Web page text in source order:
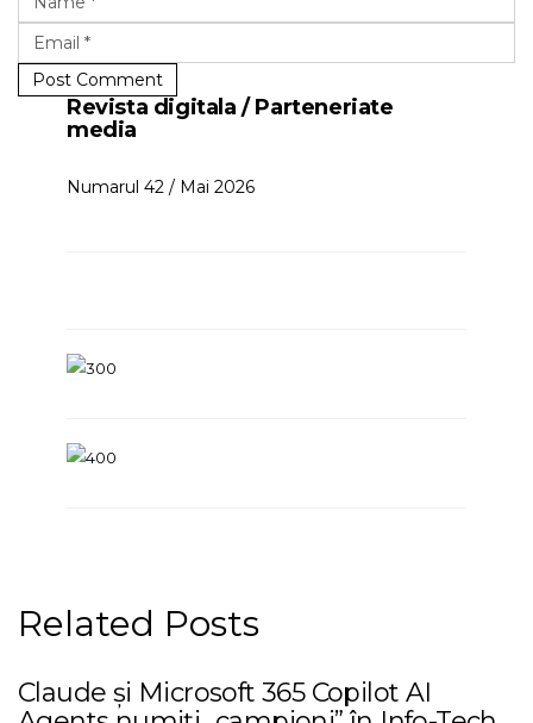
Post Comment
Revista digitala / Parteneriate
media
Numarul 42 / Mai 2026
Related Posts
Claude și Microsoft 365 Copilot AI